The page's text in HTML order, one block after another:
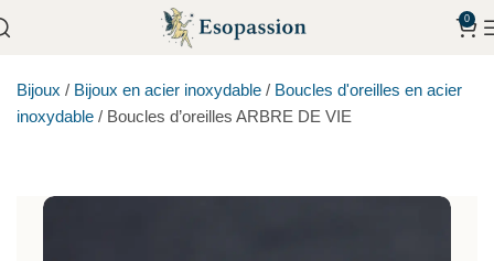
0
Bijoux / Bijoux en acier inoxydable / Boucles d'oreilles en acier
inoxydable / Boucles d’oreilles ARBRE DE VIE